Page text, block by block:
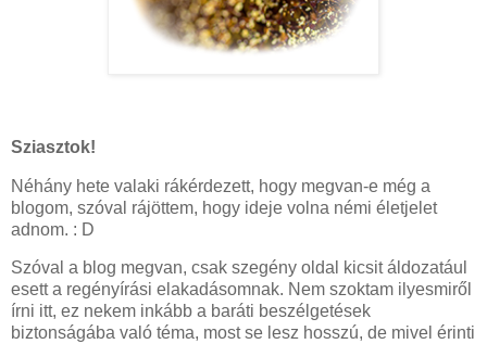
Sziasztok!
Néhány hete valaki rákérdezett, hogy megvan-e még a
blogom, szóval rájöttem, hogy ideje volna némi életjelet
adnom. : D
Szóval a blog megvan, csak szegény oldal kicsit áldozatául
esett a regényírási elakadásomnak. Nem szoktam ilyesmiről
írni itt, ez nekem inkább a baráti beszélgetések
biztonságába való téma, most se lesz hosszú, de mivel érinti